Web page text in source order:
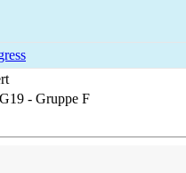
- Gruppe F